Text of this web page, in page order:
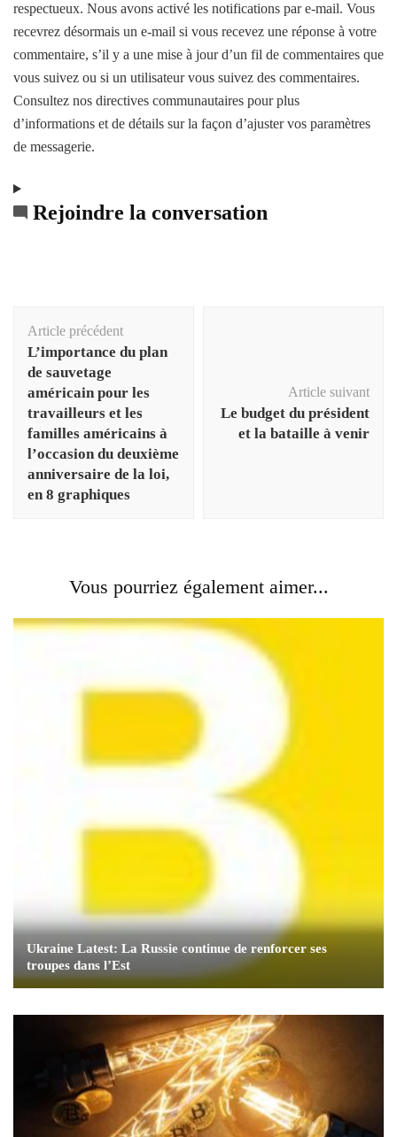
respectueux. Nous avons activé les notifications par e-mail. Vous
recevrez désormais un e-mail si vous recevez une réponse à votre
commentaire, s’il y a une mise à jour d’un fil de commentaires que
vous suivez ou si un utilisateur vous suivez des commentaires.
Consultez nos directives communautaires pour plus
d’informations et de détails sur la façon d’ajuster vos paramètres
de messagerie.
Rejoindre la conversation
d'article
Article précédent
L’importance du plan
de sauvetage
américain pour les
travailleurs et les
familles américains à
l’occasion du deuxième
anniversaire de la loi,
en 8 graphiques
Article suivant
Le budget du président
et la bataille à venir
Vous pourriez également aimer...
Ukraine Latest: La Russie continue de renforcer ses
troupes dans l’Est